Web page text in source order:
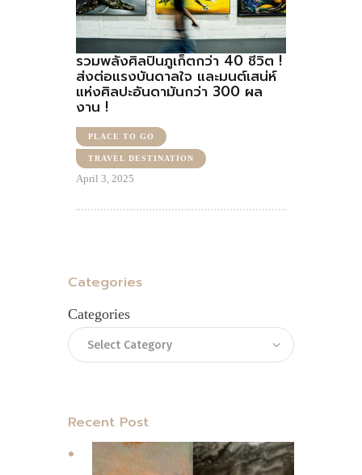
รวมพลังศิลปินภูเก็ตกว่า 40 ชีวิต !
ส่งต่อแรงบันดาลใจ และมนต์เสน่ห์
แห่งศิลปะอันดามันกว่า 300 ผล
งาน !
PLACE TO GO
TRAVEL DESTINATION
April 3, 2025
Categories
Categories
Recent Post